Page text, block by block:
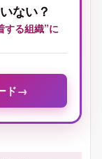
ない？
する組織”に
ド →